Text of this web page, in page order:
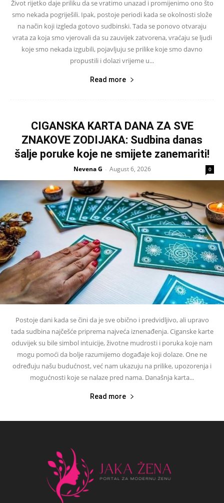
Život rijetko daje priliku da se vratimo unazad i promijenimo ono što
smo nekada pogriješili. Ipak, postoje periodi kada se okolnosti slože
na način koji izgleda gotovo sudbinski. Tada se ponovo otvaraju
vrata za koja smo vjerovali da su zauvijek zatvorena, vraćaju se ljudi
koje smo nekada izgubili, pojavljuju se prilike koje smo davno
propustili i dolazi vrijeme u...
Read more
CIGANSKA KARTA DANA ZA SVE
ZNAKOVE ZODIJAKA: Sudbina danas
šalje poruke koje ne smijete zanemariti!
Nevena G - August 6, 2026 0
Postoje dani kada se čini da je sve obično i predvidljivo, ali upravo
tada sudbina najčešće priprema najveća iznenađenja. Ciganske karte
oduvijek su bile simbol intuicije, životne mudrosti i poruka koje nam
mogu pomoći da bolje razumijemo događaje koji dolaze. One ne
određuju našu budućnost, već nam ukazuju na prilike, upozorenja i
mogućnosti koje se nalaze pred nama. Današnja karta...
Read more